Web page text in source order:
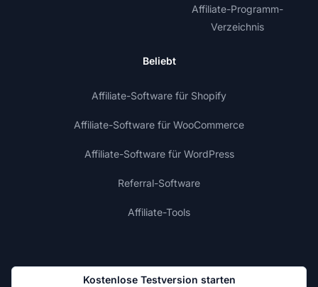
Affiliate-Programm-
Verzeichnis
Beliebt
Affiliate-Software für Shopify
Affiliate-Software für WooCommerce
Affiliate-Software für WordPress
Referral-Software
Affiliate-Tools
Kostenlose Testversion starten